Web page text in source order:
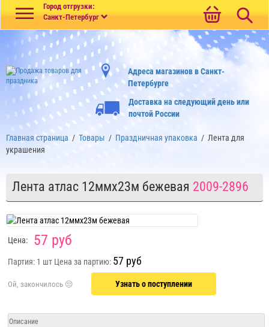
Город отгрузки:
Санкт-Петербург
Адреса магазинов в Санкт-
Петербурге
Доставка на следующий день или
почтой России
Главная страница / Товары / Праздничная упаковка / Лента для
украшения
Лента атлас 12ммх23м бежевая 2009-2896
Цена: 57 руб
Партия: 1 шт Цена за партию: 57 руб
Узнать о поступлении
Описание